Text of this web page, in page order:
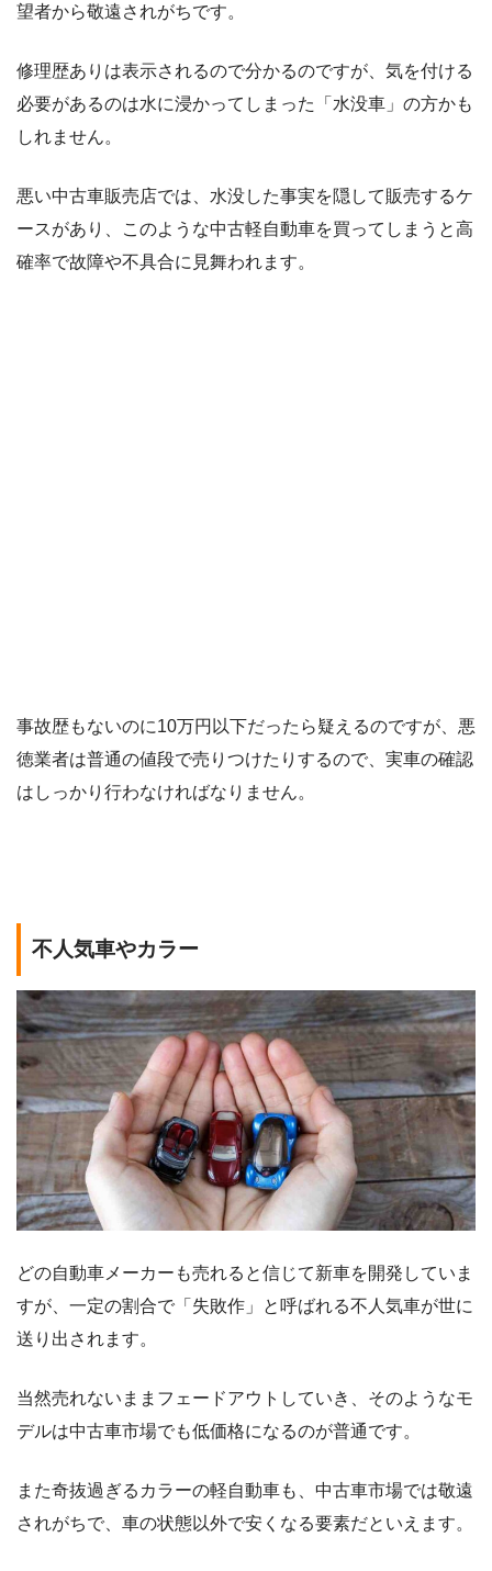
望者から敬遠されがちです。
修理歴ありは表示されるので分かるのですが、気を付ける
必要があるのは水に浸かってしまった「水没車」の方かも
しれません。
悪い中古車販売店では、水没した事実を隠して販売するケ
ースがあり、このような中古軽自動車を買ってしまうと高
確率で故障や不具合に見舞われます。
事故歴もないのに10万円以下だったら疑えるのですが、悪
徳業者は普通の値段で売りつけたりするので、実車の確認
はしっかり行わなければなりません。
不人気車やカラー
どの自動車メーカーも売れると信じて新車を開発していま
すが、一定の割合で「失敗作」と呼ばれる不人気車が世に
送り出されます。
当然売れないままフェードアウトしていき、そのようなモ
デルは中古車市場でも低価格になるのが普通です。
また奇抜過ぎるカラーの軽自動車も、中古車市場では敬遠
されがちで、車の状態以外で安くなる要素だといえます。